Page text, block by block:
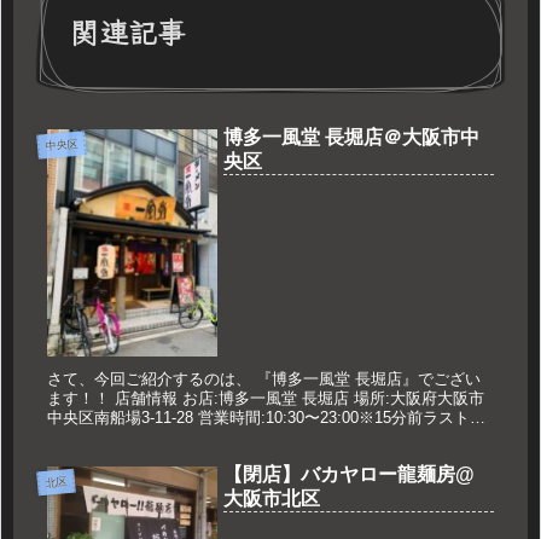
関連記事
中央区
博多一風堂 長堀店＠大阪市中
央区
さて、今回ご紹介するのは、 『博多一風堂 長堀店』でござい
ます！！ 店舗情報 お店:博多一風堂 長堀店 場所:大阪府大阪市
中央区南船場3-11-28 営業時間:10:30〜23:00※15分前ラストオ
北区
【閉店】バカヤロー龍麺房@
大阪市北区